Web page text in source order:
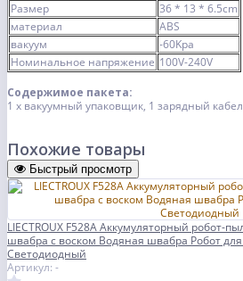
Размер
36 * 13 * 6.5cm
материал
ABS
вакуум
-60Kpa
Номинальное напряжение 100V-240V
Содержимое пакета:
1 х вакуумный упаковщик, 1 зарядный
Похожие товары
Быстрый просмотр
LIECTROUX F528A Аккумуляторный робот-
швабра с воском Водяная швабра Робот
Светодиодный
Артикул: -